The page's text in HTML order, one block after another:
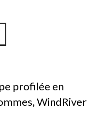
profilée en
WindRiver